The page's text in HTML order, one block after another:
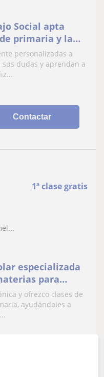
Social apta
primaria y la
personalizadas a
dudas y aprendan a
Contactar
1ª clase gratis
especializada
para
y ofrezco clases de
ayudándoles a